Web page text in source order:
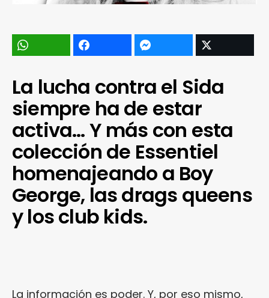
La lucha contra el Sida
siempre ha de estar
activa… Y más con esta
colección de Essentiel
homenajeando a Boy
George, las drags queens
y los club kids.
La información es poder. Y, por eso mismo,